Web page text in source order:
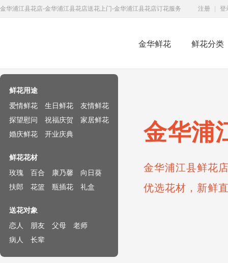
金华浦江县花店-金华浦江县花店送花上门-金华浦江县花店订花服务 注册 登
金华鲜花 鲜花分类
金华浦
金华浦江县鲜花
优选花材，新鲜
鲜花用途
爱情鲜花
生日鲜花
友情鲜花
探望慰问
祝福庆贺
家居鲜花
婚庆鲜花
开业庆典
鲜花花材
玫瑰
百合 康乃馨
向日葵
扶郎
花篮 瓶插花 礼盒
送花对象
恋人
朋友 父母
老师
病人
长辈